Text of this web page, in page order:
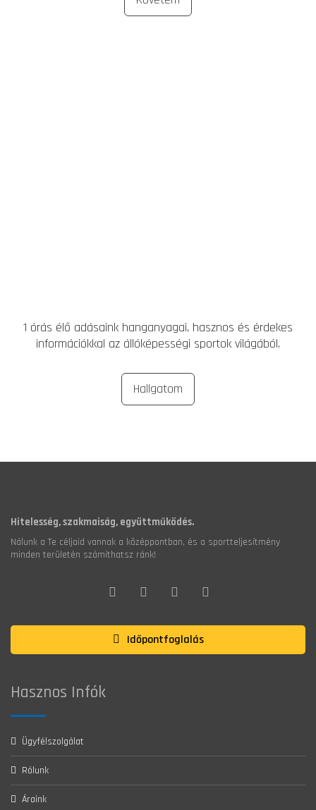
1 órás élő adásaink hanganyagai, hasznos és érdekes
információkkal az állóképességi sportok világából.
Hallgatom
Hitelesség, szakmaiság, együttműködés.
Nálunk a Te céljaid vannak a középpontban, és a sportteljesítmény
minden területén számíthatsz ránk!
Időpontfoglalás
Hasznos Infók
Ügyfélszolgálat
Rólunk
Áraink